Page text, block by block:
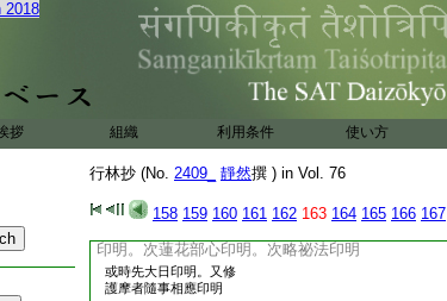
2018
拶 組織 利用条件 使い方
行林抄 (No. 2409_ 靜然撰 ) in Vol. 76
158 159 160 161 162 163 164 165 166 167
私云。道場 觀勸 請結界供養 讃歎等
並如聖觀音之中記
根本印 先達有被不
審事云云
教記云。以二手内相叉。直竪右大指。即成。以
印當心。誦眞言七反。加持心額喉頂
唵阿嚧力迦ソハカ
六字略祕法軌 ニハ
内縛三古。以二大指押二無
名指。誦佉知佉住之眞言。以之爲根本印可。
而又以之辟除結界 ニセ 用之
印明。次蓮花部心印明。次略祕法印明
或時先大日印明。又修
護摩者隨事相應印明